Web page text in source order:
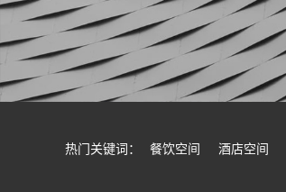
热门关键词： 餐饮空间 酒店空间